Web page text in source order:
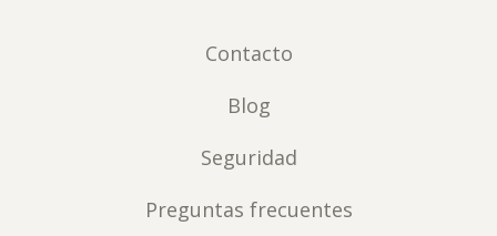
Contacto
Blog
Seguridad
Preguntas frecuentes